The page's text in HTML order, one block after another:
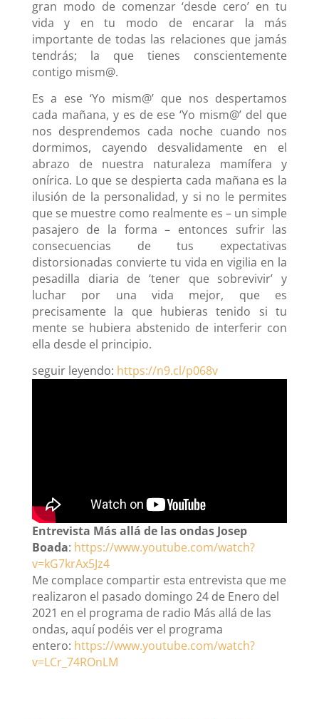
gran modo de comenzar ‘desde cero’ en tu
vida y en tu modo de encarar la más
importante de todas las relaciones que jamás
tendrás; la que tienes conscientemente
contigo mism@.
Es a ese ‘Yo mism@’ que nos despertamos
cada mañana, y es de ese ‘Yo mism@’ del que
nos desprendemos cada noche cuando nos
dormimos, cayendo desvalidamente en el
abrazo de nuestra naturaleza mamífera y
onírica. Lo que se despierta cada mañana es la
ilusión de la personalidad, y si no le permites
que se muestre como realmente es – un simple
pasajero de la forma – entonces sufrir las
consecuencias de tus expectativas
distorsionadas convierte tu vida en vigilia en la
pesadilla diaria de ‘tener que sobrevivir’ y
luchar por una vida mejor, que es
precisamente la que hubieras tenido si tu
mente se hubiera abstenido de interferir con
ella desde el principio.
seguir leyendo: https://n9.cl/p068v
Entrevista Más allá de las ondas Josep
Boada: https://www.youtube.com/watch?
v=kG7krAx5Jz4
Me complace compartir esta entrevista que me
realizaron el pasado domingo 24 de Enero del
2021 en el programa de radio Más allá de las
ondas, aquí podéis ver el programa
entero: https://www.youtube.com/watch?
v=LCr_74ROnLM